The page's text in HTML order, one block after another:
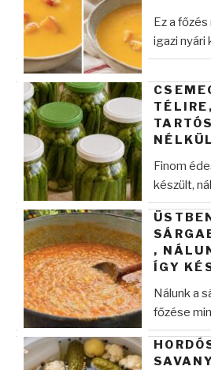
Ez a
igazi nyári
TÉLIRE,
NÉLKÜL
Finom
készült,
,
ÍGY
Nálunk a
főzése